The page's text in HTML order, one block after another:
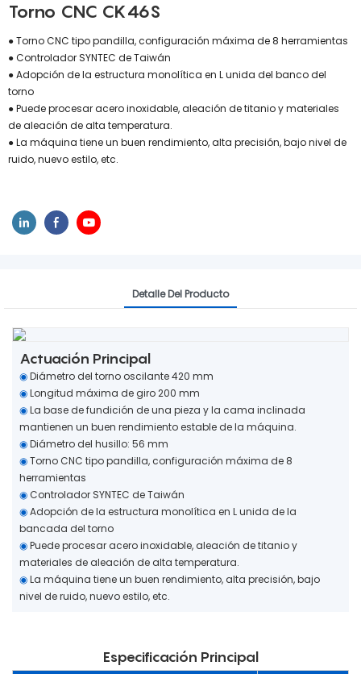
Torno CNC CK46S
● Torno CNC tipo pandilla, configuración máxima de 8 herramientas
● Controlador SYNTEC de Taiwán
● Adopción de la estructura monolítica en L unida del banco del
torno
● Puede procesar acero inoxidable, aleación de titanio y materiales
de aleación de alta temperatura.
● La máquina tiene un buen rendimiento, alta precisión, bajo nivel de
ruido, nuevo estilo, etc.
Detalle Del Producto
Actuación Principal
◉Diámetro del torno oscilante 420 mm
◉Longitud máxima de giro 200 mm
◉La base de fundición de una pieza y la cama inclinada
mantienen un buen rendimiento estable de la máquina.
◉Diámetro del husillo: 56 mm
◉Torno CNC tipo pandilla, configuración máxima de 8
herramientas
◉Controlador SYNTEC de Taiwán
◉Adopción de la estructura monolítica en L unida de la
bancada del torno
◉Puede procesar acero inoxidable, aleación de titanio y
materiales de aleación de alta temperatura.
◉La máquina tiene un buen rendimiento, alta precisión, bajo
nivel de ruido, nuevo estilo, etc.
Especificación Principal